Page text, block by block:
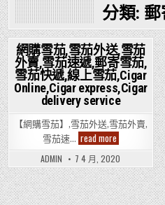
分類:
Posted
in
網購雪茄,雪茄外送,雪茄
外賣,雪茄速遞,郵寄雪茄,
雪茄快遞,線上雪茄,Cigar
Online,Cigar express,Cigar
delivery service
【網購雪茄】,雪茄外送,雪茄外賣,
雪茄速… read more網
購
雪
茄,
雪
茄
外
送,
ADMIN 7 4 月, 2020